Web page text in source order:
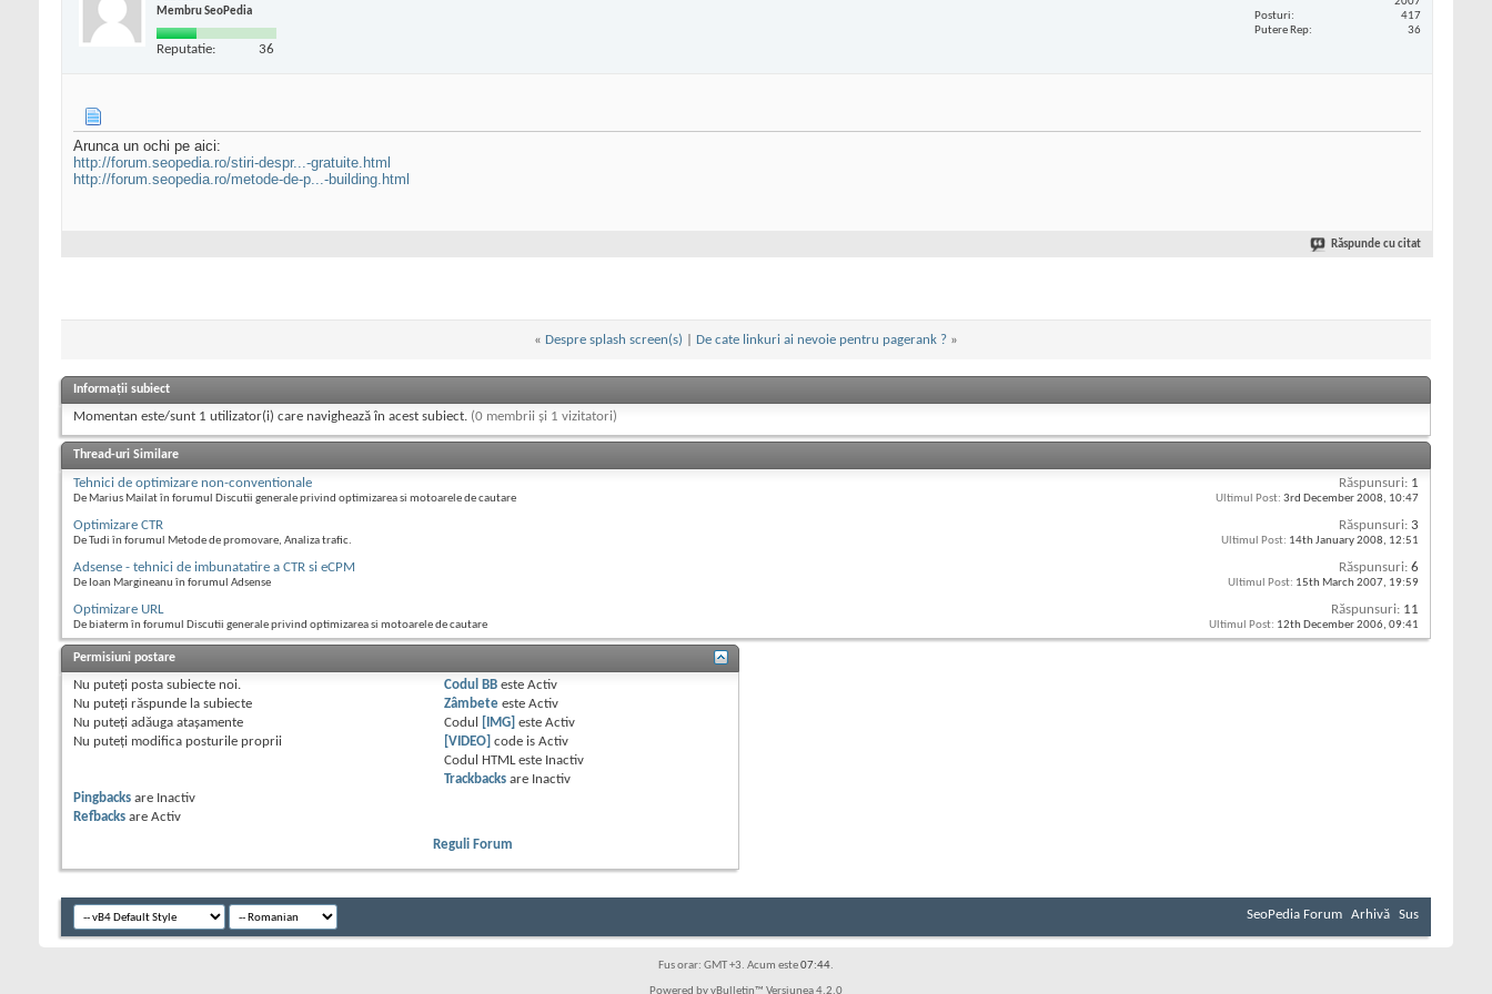
Membru SeoPedia
Reputatie: 36
Posturi
417
Putere Rep
36
Arunca un ochi pe aici:
http://forum.seopedia.ro/stiri-despr...-gratuite.html
http://forum.seopedia.ro/metode-de-p...-building.html
Răspunde cu citat
« Despre splash screen(s) De cate linkuri ai nevoie pentru pagerank ? »
Informații subiect
Momentan este/sunt 1 utilizator(i) care navighează în acest subiect. (0 membrii și 1 vizitatori)
Thread-uri Similare
Tehnici de optimizare non-conventionale
De Marius Mailat în forumul Discutii generale privind optimizarea si motoarele de cautare
Răspunsuri: 1
Ultimul Post: 3rd December 2008, 10:47
Optimizare CTR
De Tudi în forumul Metode de promovare, Analiza trafic.
Răspunsuri: 3
Ultimul Post: 14th January 2008, 12:51
Adsense - tehnici de imbunatatire a CTR si eCPM
De Ioan Margineanu în forumul Adsense
Răspunsuri: 6
Ultimul Post: 15th March 2007, 19:59
Optimizare URL
De biaterm în forumul Discutii generale privind optimizarea si motoarele de cautare
Răspunsuri: 11
Ultimul Post: 12th December 2006, 09:41
Permisiuni postare
Nu puteţi posta subiecte noi.
Nu puteţi răspunde la subiecte
Nu puteţi adăuga ataşamente
Nu puteţi modifica posturile proprii
Codul BB esteActiv
Zâmbete esteActiv
Codul
[IMG] esteActiv
[VIDEO] code isActiv
Codul HTML este Inactiv
Trackbacks are Inactiv
Pingbacks are Inactiv
Refbacks are Activ
Reguli Forum
SeoPedia Forum Arhivă Sus
Fus orar: GMT +3. Acum este07:44.